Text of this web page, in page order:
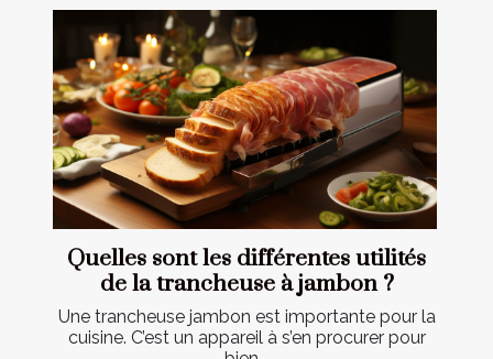
Quelles sont les différentes utilités
de la trancheuse à jambon ?
Une trancheuse jambon est importante pour la
cuisine. C’est un appareil à s’en procurer pour